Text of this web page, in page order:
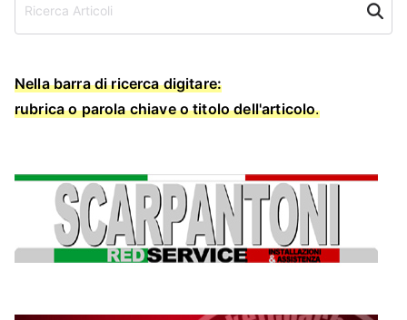
Cerca
Nella barra di ricerca digitare:
rubrica o parola chiave o titolo dell'articolo.